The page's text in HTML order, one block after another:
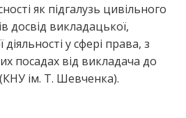
як підгалузь цивільного
досвід викладацької,
у сфері права, з
посадах від викладача до
ім. Т. Шевченка).